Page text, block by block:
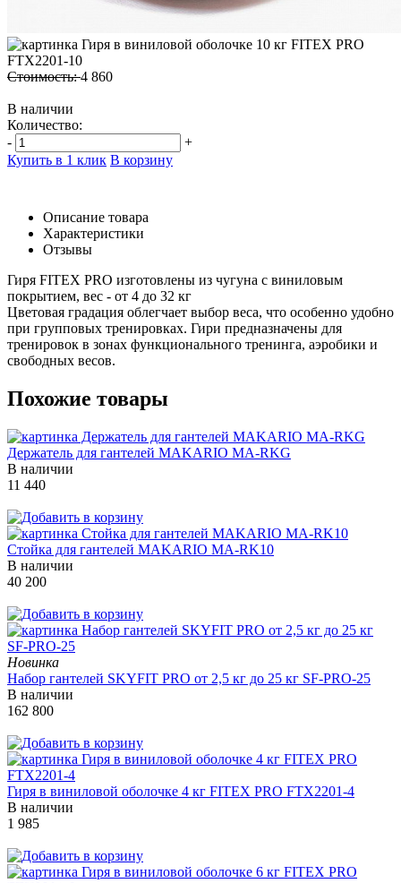
Стоимость:4 860
В наличии
Количество:
-
+
Купить в 1 клик В корзину
Описание товара
Характеристики
Отзывы
Гиря FITEX PRO изготовлены из чугуна с виниловым
покрытием, вес - от 4 до 32 кг
Цветовая градация облегчает выбор веса, что особенно удобно
при групповых тренировках. Гири предназначены для
тренировок в зонах функционального тренинга, аэробики и
свободных весов.
Похожие товары
Держатель для гантелей MAKARIO MA-RKG
В наличии
11 440
Стойка для гантелей MAKARIO MA-RK10
В наличии
40 200
Новинка
Набор гантелей SKYFIT PRO от 2,5 кг до 25 кг SF-PRO-25
В наличии
162 800
Гиря в виниловой оболочке 4 кг FITEX PRO FTX2201-4
В наличии
1 985